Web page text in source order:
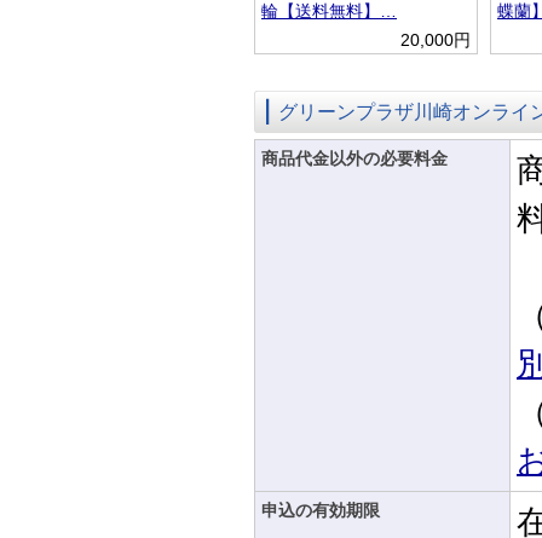
輪【送料無料】…
20,000円
蝶蘭
グリーンプラザ川崎オンライ
商品代金以外の必要料金
申込の有効期限